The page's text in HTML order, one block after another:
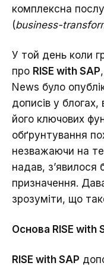
комплексна
(business-
У той день коли
про RISE with SAP
News було
дописів у
його ключових
обґрунтування
незважаючи на те,
надав, з’явилося
призначення.
зрозуміти, що
Основа RISE with
RISE with SAP